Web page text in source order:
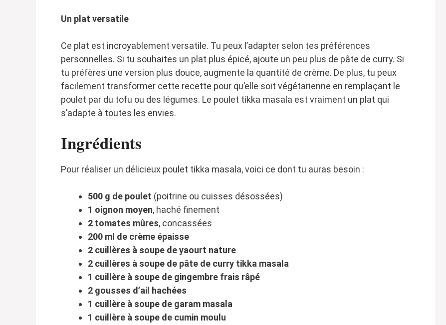
Un plat versatile
Ce plat est incroyablement versatile. Tu peux l’adapter selon tes préférences
personnelles. Si tu souhaites un plat plus épicé, ajoute un peu plus de pâte de curry. Si
tu préfères une version plus douce, augmente la quantité de crème. De plus, tu peux
facilement transformer cette recette pour qu’elle soit végétarienne en remplaçant le
poulet par du tofu ou des légumes. Le poulet tikka masala est vraiment un plat qui
s’adapte à toutes les envies.
Ingrédients
Pour réaliser un délicieux poulet tikka masala, voici ce dont tu auras besoin :
500 g de poulet (poitrine ou cuisses désossées)
1 oignon moyen, haché finement
2 tomates mûres, concassées
200 ml de crème épaisse
2 cuillères à soupe de yaourt nature
2 cuillères à soupe de pâte de curry tikka masala
1 cuillère à soupe de gingembre frais râpé
2 gousses d’ail hachées
1 cuillère à soupe de garam masala
1 cuillère à soupe de cumin moulu